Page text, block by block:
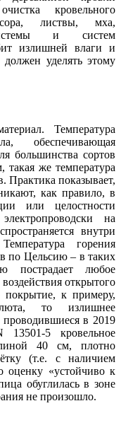
монтажа
крыше.
части
кровельного
листвы, мха,
и систем
излишней влаги и
уделять этому
Температура
обеспечивающая
большинства сортов
такая же температура
Практика показывает,
как правило, в
или целостности
на
внутри
горения
по Цельсию – в таких
пострадает любое
открытого
покрытие, к примеру,
то излишнее
проводившиеся в 2019
5 кровельное
40 см, плотно
(т.е. с наличием
оценку «устойчиво к
обуглилась в зоне
не произошло.